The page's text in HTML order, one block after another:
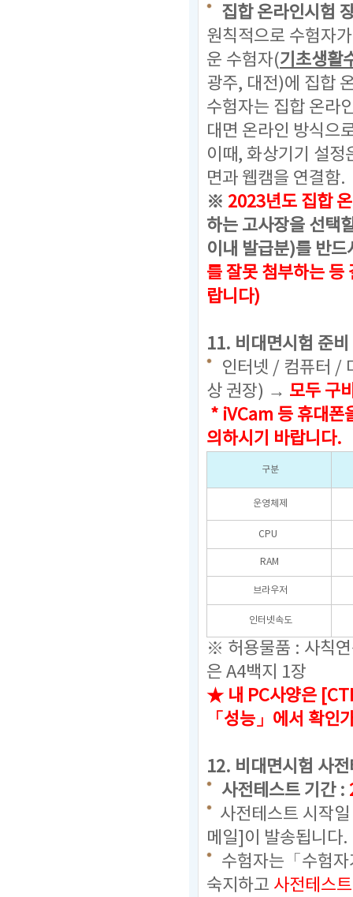
집합 온라인시험
원칙적으로 수험자
운 수험자(기초생활
광주, 대전)에 집합
수험자는 집합 온라
대면 온라인 방식으
이때, 화상기기 설정
면과 웹캠을 연결함.
※ 2023년도 집합
하는 고사장을 선택
이내 발급분)를 반
를 잘못 첨부하는 등
랍니다)
11. 비대면시험 준
인터넷 / 컴퓨터 /
상 권장) → 모두 구
* iVCam 등 휴대폰
의하시기 바랍니다.
구분
운영체제
CPU
RAM
브라우저
인터넷속도
※ 허용물품 : 사칙
은 A4백지 1장
★ 내 PC사양은
「성능」에서 확인
12. 비대면시험 사
사전테스트 기간 :
사전테스트 시작
메일]이 발송됩니다.
수험자는「수험
숙지하고 사전테스